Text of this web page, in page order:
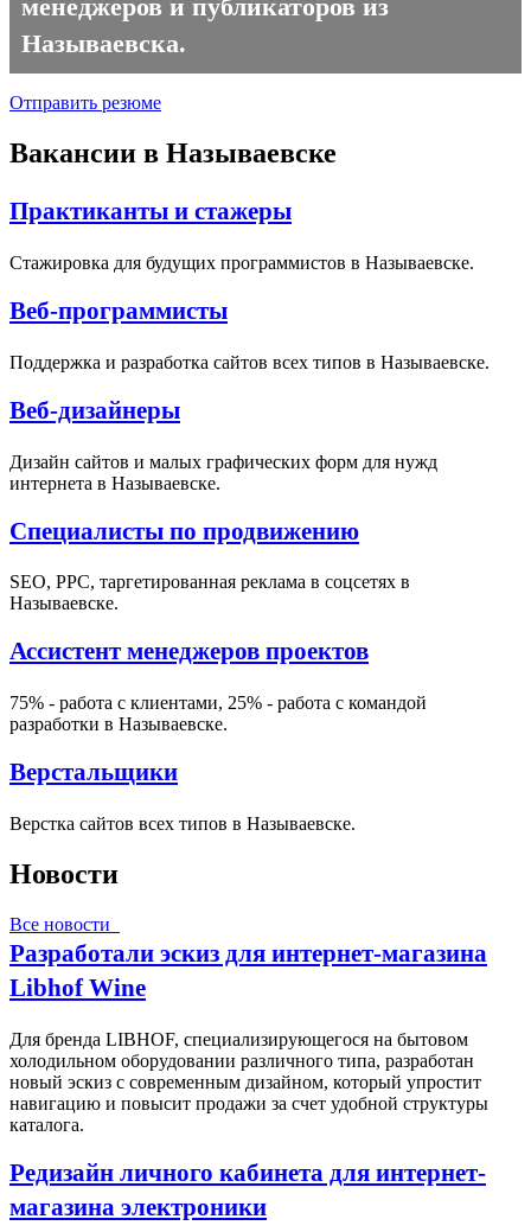
менеджеров и публикаторов из
Называевска.
Отправить резюме
Вакансии в Называевске
Практиканты и стажеры
Стажировка для будущих программистов в Называевске.
Веб-программисты
Поддержка и разработка сайтов всех типов в Называевске.
Веб-дизайнеры
Дизайн сайтов и малых графических форм для нужд
интернета в Называевске.
Специалисты по продвижению
SEO, PPC, таргетированная реклама в соцсетях в
Называевске.
Ассистент менеджеров проектов
75% - работа с клиентами, 25% - работа с командой
разработки в Называевске.
Верстальщики
Верстка сайтов всех типов в Называевске.
Новости
Все новости
Разработали эскиз для интернет-магазина
Libhof Wine
Для бренда LIBHOF, специализирующегося на бытовом
холодильном оборудовании различного типа, разработан
новый эскиз с современным дизайном, который упростит
навигацию и повысит продажи за счет удобной структуры
каталога.
Редизайн личного кабинета для интернет-
магазина электроники